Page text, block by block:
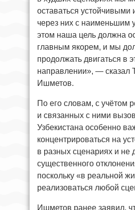
оставаться устойчивыми
через них с наименьшим
этом наша цель должна
главным якорем, и мы
продолжать двигаться в
направлении», — сказал
Ишметов.
По его словам, с учётом
и связанных с ними
Узбекистана особенно
концентрироваться на
в разных сценариях и не
существенного
поскольку «в реальной
реализоваться любой
Ишметов ранее заявил,